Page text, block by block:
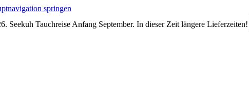
springen
Seekuh Tauchreise Anfang September. In dieser Zeit längere Lieferzeiten!